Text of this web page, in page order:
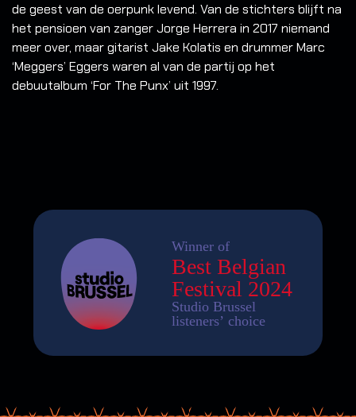
de geest van de oerpunk levend. Van de stichters blijft na
het pensioen van zanger Jorge Herrera in 2017 niemand
meer over, maar gitarist Jake Kolatis en drummer Marc
‘Meggers’ Eggers waren al van de partij op het
debuutalbum ‘For The Punx’ uit 1997.